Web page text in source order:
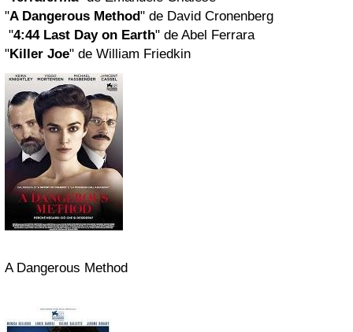
"A Dangerous Method" de David Cronenberg
"4:44 Last Day on Earth" de Abel Ferrara
"Killer Joe" de William Friedkin
A Dangerous Method